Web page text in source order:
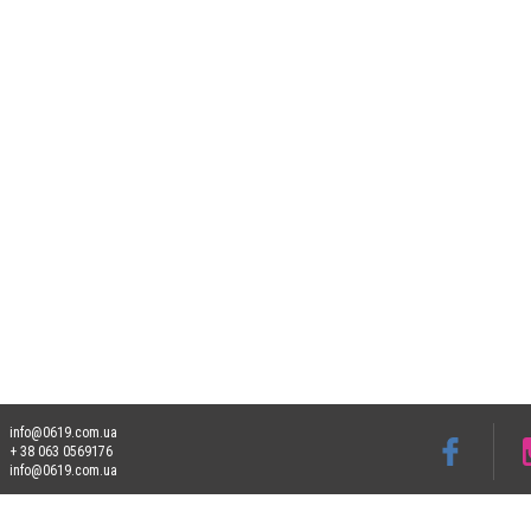
info@0619.com.ua
+ 38 063 0569176
info@0619.com.ua